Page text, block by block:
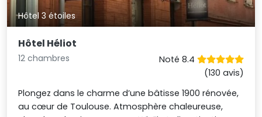
Hôtel 3 étoiles
Hôtel Héliot
12 chambres
Noté 8.4
(130 avis)
Plongez dans le charme d’une bâtisse 1900 rénovée,
au cœur de Toulouse. Atmosphère chaleureuse,